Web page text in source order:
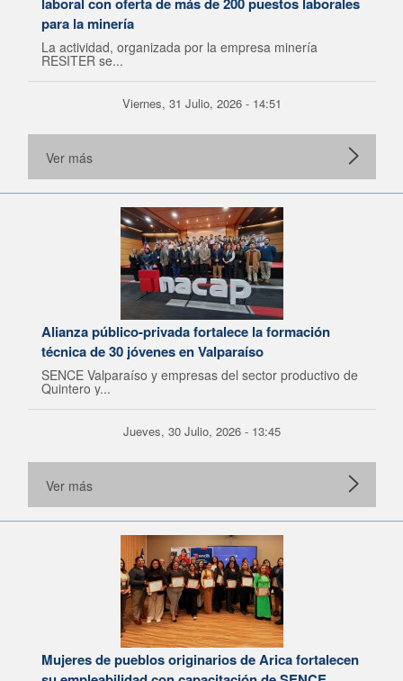
para la minería
La actividad, organizada por la empresa minería
RESITER se...
Viernes, 31 Julio, 2026 - 14:51
Ver más
Alianza público-privada fortalece la formación
técnica de 30 jóvenes en Valparaíso
SENCE Valparaíso y empresas del sector productivo de
Quintero y...
Jueves, 30 Julio, 2026 - 13:45
Ver más
Mujeres de pueblos originarios de Arica fortalecen